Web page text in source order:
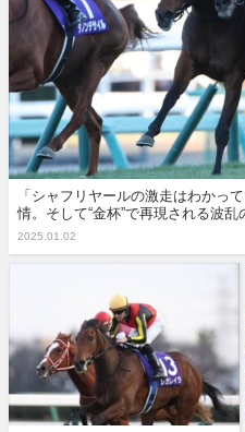
「シャフリヤールの激走はわかっ
情。そして“金杯”で再現される波乱
2025.01.02